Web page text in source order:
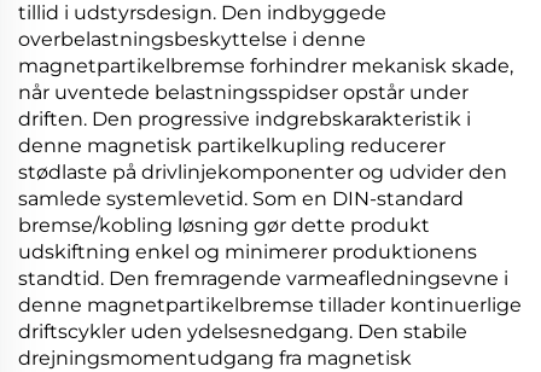
tillid i udstyrsdesign. Den indbyggede
overbelastningsbeskyttelse i denne
magnetpartikelbremse forhindrer mekanisk skade,
når uventede belastningsspidser opstår under
driften. Den progressive indgrebskarakteristik i
denne magnetisk partikelkupling reducerer
stødlaste på drivlinjekomponenter og udvider den
samlede systemlevetid. Som en DIN-standard
bremse/kobling løsning gør dette produkt
udskiftning enkel og minimerer produktionens
standtid. Den fremragende varmeafledningsevne i
denne magnetpartikelbremse tillader kontinuerlige
driftscykler uden ydelsesnedgang. Den stabile
drejningsmomentudgang fra magnetisk